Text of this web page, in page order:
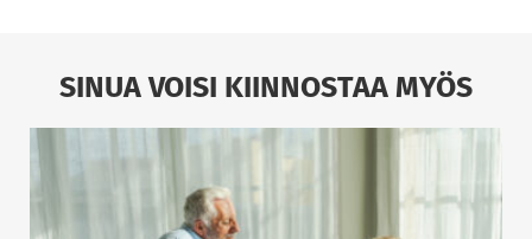
SINUA VOISI KIINNOSTAA MYÖS